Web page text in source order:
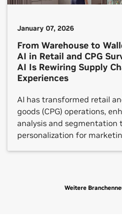
January 07, 2026
From Warehouse to
AI in Retail and CPG
AI Is Rewiring Supply
Experiences
AI has transformed retail
goods (CPG) operations,
analysis and segmentation
personalization for
assistants and catalog
Weitere